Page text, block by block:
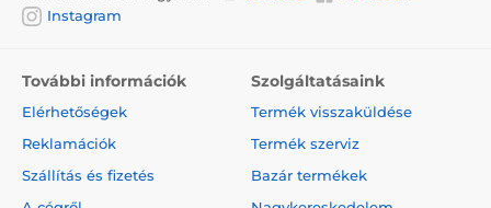
Instagram
További információk
Elérhetőségek
Reklamációk
Szállítás és fizetés
Szolgáltatásaink
Termék visszaküldése
Termék szerviz
Bazár termékek